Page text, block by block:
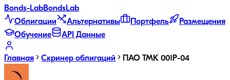
Bonds-LabBondsLab
Облигации
Альтернативы Портфель
Размещения
Обучение
API Данные
Главная Скринер облигаций ПАО ТМК 001P-04